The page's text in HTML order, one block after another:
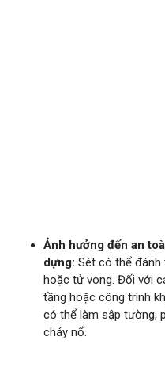
Ảnh hưởng đến an
dựng: Sét có thể đánh
hoặc tử vong. Đối với
tầng hoặc công trình
có thể làm sập tường,
cháy nổ.